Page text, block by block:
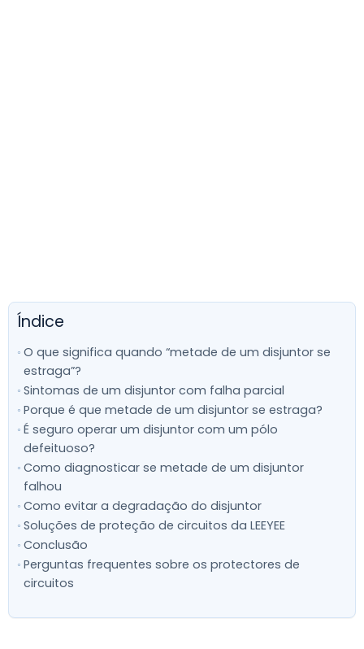
Índice
O que significa quando “metade de um disjuntor se
estraga”?
Sintomas de um disjuntor com falha parcial
Porque é que metade de um disjuntor se estraga?
É seguro operar um disjuntor com um pólo
defeituoso?
Como diagnosticar se metade de um disjuntor
falhou
Como evitar a degradação do disjuntor
Soluções de proteção de circuitos da LEEYEE
Conclusão
Perguntas frequentes sobre os protectores de
circuitos